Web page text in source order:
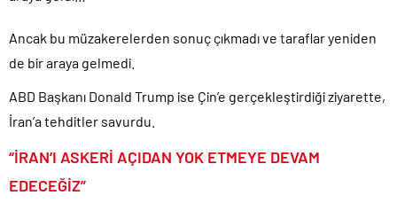
Etimesgut Belediye Başkanı Erdal Beşikçioğlu hakkında
tutuklama talebi..
sosyal medyadan öğrendi..
Günlerdir İran’a tehditler savurarak atıp tutan Trump yine kıvırdı!.
Merkez Bankası’ndan Kripto Varlık Merkezi Kayıt Sistemi’ne onay..
CHP’den AK Parti’ye geçen Tuzla Belediye Başkanı’ndan ilk
Ancak bu müzakerelerden sonuç çıkmadı ve taraflar yeniden
de bir araya gelmedi.
ABD Başkanı Donald Trump ise Çin’e gerçekleştirdiği ziyarette,
İran’a tehditler savurdu.
“İRAN’I ASKERİ AÇIDAN YOK ETMEYE DEVAM
EDECEĞİZ”